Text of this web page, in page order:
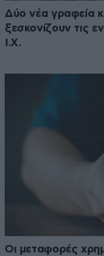
Δύο νέα γραφεία
ξεσκονίζουν τις
Ι.Χ.
Οι μεταφορές